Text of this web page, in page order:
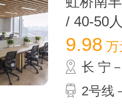
/ 40-50
9.98 万
长 宁
2号线